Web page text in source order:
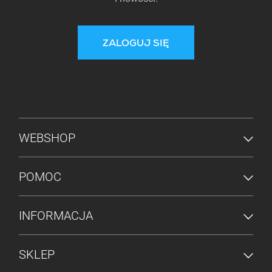
ZALOGUJ SIĘ
MENU STOPKI
WEBSHOP
POMOC
INFORMACJA
SKLEP